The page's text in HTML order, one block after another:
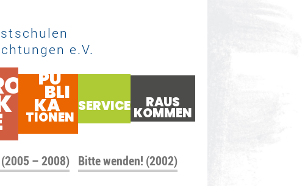
e.V.
PU
BLI
KA
TIONEN
SERVICE RAUS
KOMMEN
– 2008) Bitte wenden! (2002)